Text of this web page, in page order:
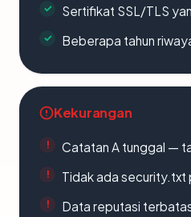
Sertifikat SSL/TLS
Beberapa tahun
Kekurangan
Catatan A tunggal —
Tidak ada security.txt
Data reputasi